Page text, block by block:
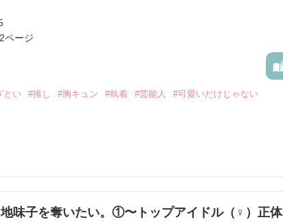
がそばにいて、
っ…!!
ページ
とい #推し #胸キュン #執着 #芸能人 #可愛いだけじゃない
オーディション番組《EMERGENCE PROJECT（エマプロ）》
味子を奪いたい。①〜トップアイドル（♀）正体